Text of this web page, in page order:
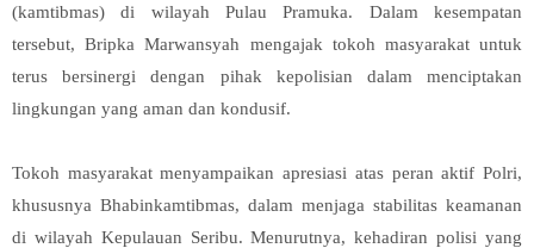
(kamtibmas) di wilayah Pulau Pramuka. Dalam kesempatan
tersebut, Bripka Marwansyah mengajak tokoh masyarakat untuk
terus bersinergi dengan pihak kepolisian dalam menciptakan
lingkungan yang aman dan kondusif.
Tokoh masyarakat menyampaikan apresiasi atas peran aktif Polri,
khususnya Bhabinkamtibmas, dalam menjaga stabilitas keamanan
di wilayah Kepulauan Seribu. Menurutnya, kehadiran polisi yang